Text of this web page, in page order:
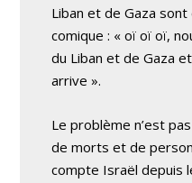
Liban et de Gaza sont
comique : « oï oï oï,
du Liban et de Gaza
arrive ».
Le problème n’est
de morts et de
compte Israël depuis